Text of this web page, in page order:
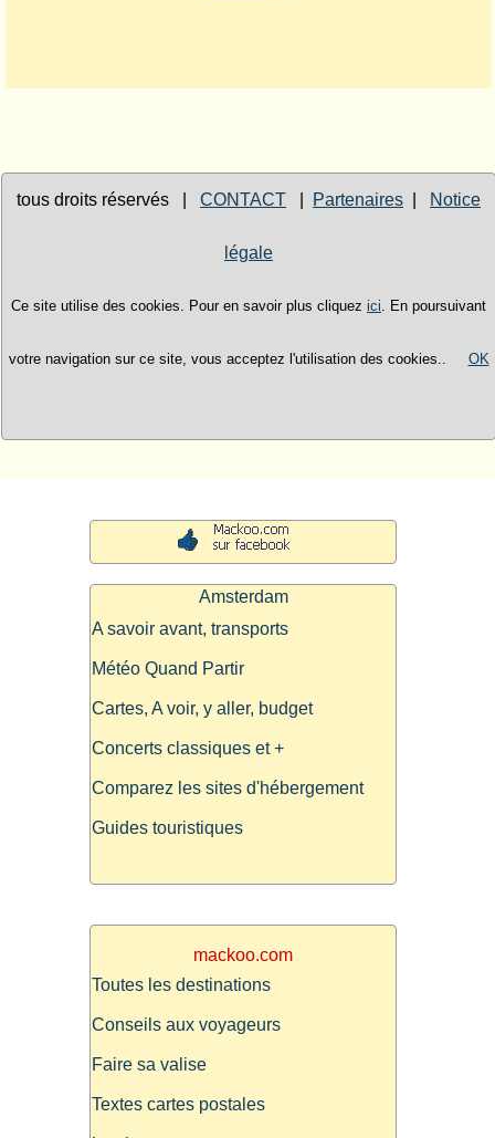
tous droits réservés | CONTACT Partenaires Notice
légale
Ce site utilise des cookies. Pour en savoir plus cliquez ici. En poursuivant
votre navigation sur ce site, vous acceptez l'utilisation des cookies.. OK
Amsterdam
A savoir avant, transports
Météo Quand Partir
Cartes, A voir, y aller, budget
Concerts classiques et +
Comparez les sites d'hébergement
Guides touristiques
mackoo.com
Toutes les destinations
Conseils aux voyageurs
Faire sa valise
Textes cartes postales